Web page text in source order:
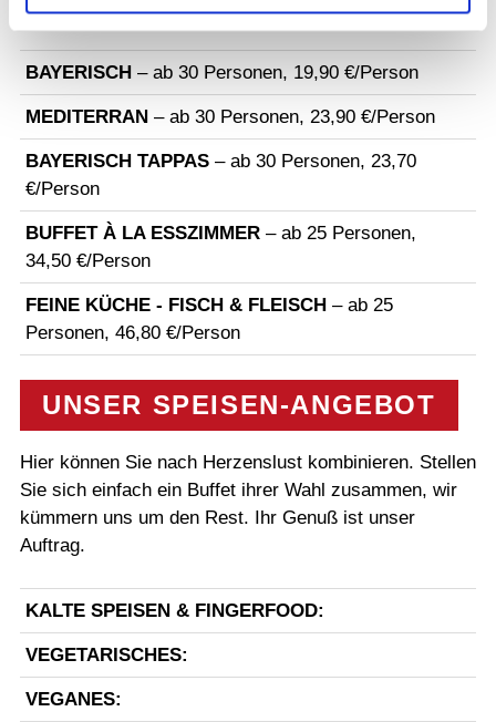
ändern.
BAYERISCH– ab 30 Personen, 19,90 €/Person
MEDITERRAN– ab 30 Personen, 23,90 €/Person
BAYERISCH TAPPAS– ab 30 Personen, 23,70
€/Person
BUFFET À LA ESSZIMMER– ab 25 Personen,
34,50 €/Person
FEINE KÜCHE - FISCH & FLEISCH– ab 25
Personen, 46,80 €/Person
UNSER SPEISEN-ANGEBOT
Hier können Sie nach Herzenslust kombinieren. Stellen
Sie sich einfach ein Buffet ihrer Wahl zusammen, wir
kümmern uns um den Rest. Ihr Genuß ist unser
Auftrag.
KALTE SPEISEN & FINGERFOOD:
VEGETARISCHES:
VEGANES: